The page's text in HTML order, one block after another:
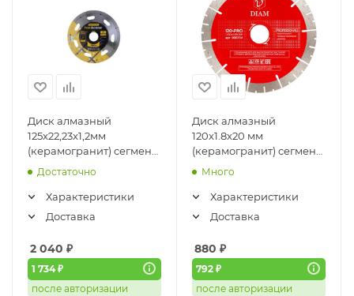
Диск алмазный
125x22,23x1,2мм
(керамогранит) сегмент
TilePro HANSKONNER
(H9021-125-22St)
Достаточно
Характеристики
Доставка
2 040 ₽
1 734 ₽
после авторизации
Диск алмазный
120x1.8x20 мм
(керамогранит) сегмент
Шиджинг Профи Diam
Много
Характеристики
Доставка
880 ₽
792 ₽
после авторизации